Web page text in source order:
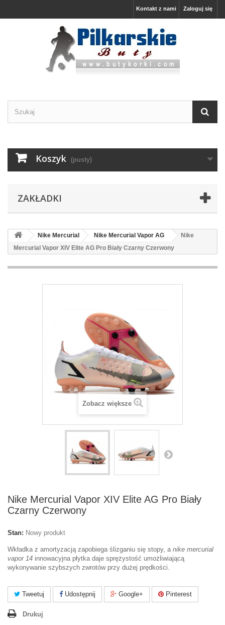
Zaloguj się
Kontakt z nami
Koszyk (pusty)
ZAKŁADKI
Nike Mercurial Nike Mercurial Vapor AG
Nike
Mercurial Vapor XIV Elite AG Pro Biały Czarny Czerwony
Zobacz większe
Nike Mercurial Vapor XIV Elite AG Pro Biały
Czarny Czerwony
Stan: Nowy produkt
Wkładka z amortyzacją zapobiega ślizganiu się stopy, a nike mercurial
vapor 14 innowacyjna płytka daje sprężystość umożliwiającą
wykonywanie szybszych zwrotów przy dużej prędkości.
Tweetuj Udostępnij Google+ Pinterest
Drukuj